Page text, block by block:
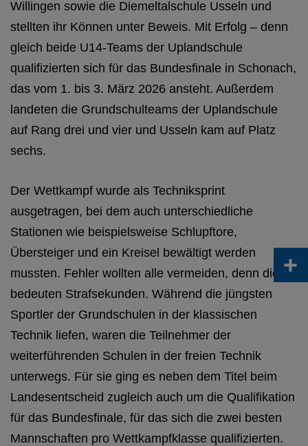
Willingen sowie die Diemeltalschule Usseln und
stellten ihr Können unter Beweis. Mit Erfolg – denn
gleich beide U14-Teams der Uplandschule
qualifizierten sich für das Bundesfinale in Schonach,
das vom 1. bis 3. März 2026 ansteht. Außerdem
landeten die Grundschulteams der Uplandschule
auf Rang drei und vier und Usseln kam auf Platz
sechs.
Der Wettkampf wurde als Techniksprint
ausgetragen, bei dem auch unterschiedliche
Stationen wie beispielsweise Schlupftore,
Übersteiger und ein Kreisel bewältigt werden
mussten. Fehler wollten alle vermeiden, denn diese
bedeuten Strafsekunden. Während die jüngsten
Sportler der Grundschulen in der klassischen
Technik liefen, waren die Teilnehmer der
weiterführenden Schulen in der freien Technik
unterwegs. Für sie ging es neben dem Titel beim
Landesentscheid zugleich auch um die Qualifikation
für das Bundesfinale, für das sich die zwei besten
Mannschaften pro Wettkampfklasse qualifizierten.
+